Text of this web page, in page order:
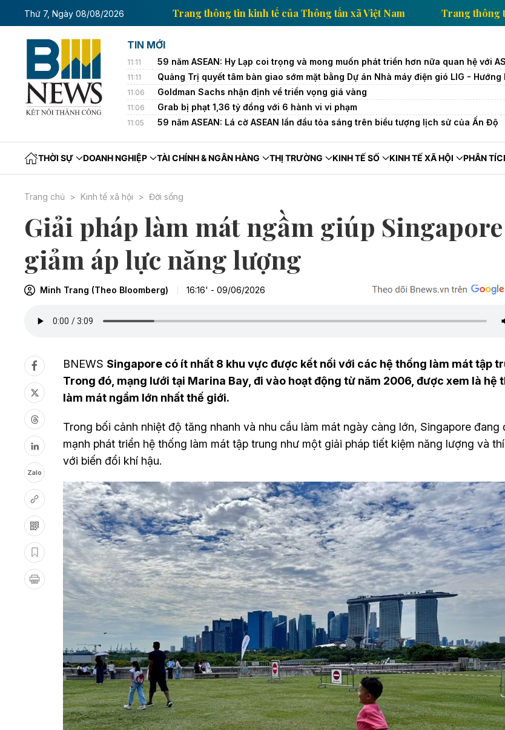
Thứ 7, Ngày 08/08/2026
tin kinh tế của Thông tấn xã Việt Nam Trang thông tin kinh tế của Thông tấn xã Việt Nam
TIN MỚI
11:11 59 năm ASEAN: Hy Lạp coi trọng và mong muốn phát triển hơn nữa quan hệ với
11:11 Quảng Trị quyết tâm bàn giao sớm mặt bằng Dự án Nhà máy điện gió LIG - Hướng
11:06 Goldman Sachs nhận định về triển vọng giá vàng
11:06 Grab bị phạt 1,36 tỷ đồng với 6 hành vi vi phạm
11:05 59 năm ASEAN: Lá cờ ASEAN lần đầu tỏa sáng trên biểu tượng lịch sử của Ấn Độ
THỜI SỰ DOANH NGHIỆP TÀI CHÍNH & NGÂN HÀNG THỊ TRƯỜNG KINH TẾ SỐ KINH TẾ XÃ HỘI PHÂN
Trang chủ Kinh tế xã hội Đời sống
Giải pháp làm mát ngầm giúp Singapore
giảm áp lực năng lượng
Minh Trang (Theo Bloomberg) 16:16' - 09/06/2026
Zalo
BNEWS Singapore có ít nhất 8 khu vực được kết nối với các hệ thống làm mát tập
Trong đó, mạng lưới tại Marina Bay, đi vào hoạt động từ năm 2006, được xem là hệ
làm mát ngầm lớn nhất thế giới.
Trong bối cảnh nhiệt độ tăng nhanh và nhu cầu làm mát ngày càng lớn, Singapore đang
mạnh phát triển hệ thống làm mát tập trung như một giải pháp tiết kiệm năng lượng và
với biến đổi khí hậu.